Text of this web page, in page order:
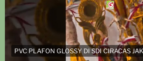
PVC PLAFON GLOSSY DI SDI CIRACAS